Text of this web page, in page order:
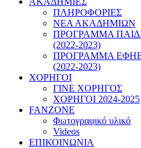
ΠΛΗΡΟΦΟΡΙΕΣ
ΝΕΑ ΑΚΑΔΗΜΙΩΝ
ΠΡΟΓΡΑΜΜΑ
(2022-2023)
ΠΡΟΓΡΑΜΜΑ
(2022-2023)
ΧΟΡΗΓΟΙ
ΓΙΝΕ ΧΟΡΗΓΟΣ
ΧΟΡΗΓΟΙ 2024-2025
FANZONE
Φωτογραφικό υλικό
Videos
ΕΠΙΚΟΙΝΩΝΙΑ